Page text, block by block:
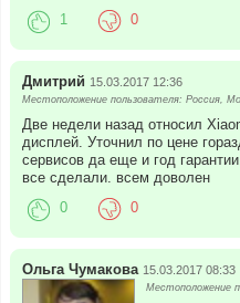
1 0
Дмитрий 15.03.2017 12:36
Местоположение пользователя: Россия,
Две недели назад относил
дисплей. Уточнил по цене
сервисов да еще и год
все сделали. всем доволен
0 0
Ольга Чумакова 15.03.2017 08:33
Местоположение